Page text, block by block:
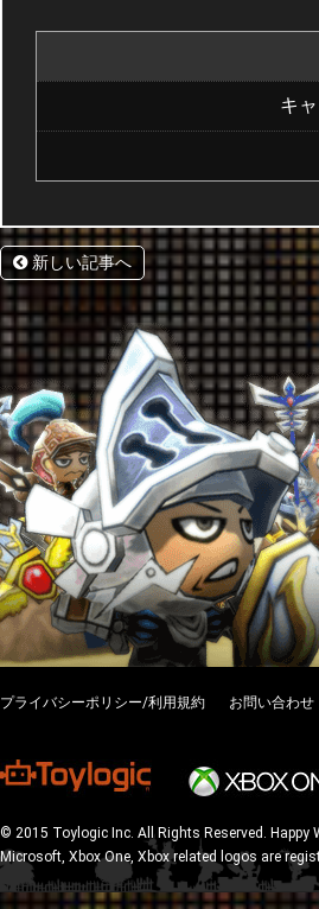
キ
新しい記事へ
プライバシーポリシー/利用規約 お問い合わせ
© 2015 Toylogic Inc. All Rights Reserved.
Microsoft, Xbox One, Xbox related logos are